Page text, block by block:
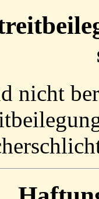
nicht